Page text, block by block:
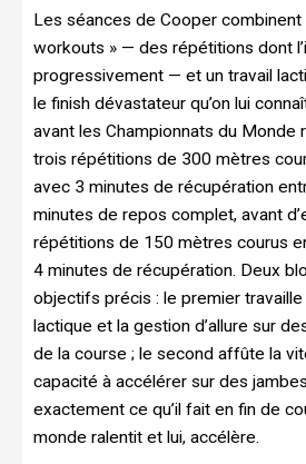
Les séances de Cooper
workouts » — des répétitions dont
progressivement — et un travail
le finish dévastateur qu’on lui
avant les Championnats du Monde
trois répétitions de 300 mètres
avec 3 minutes de récupération
minutes de repos complet, avant
répétitions de 150 mètres courus
4 minutes de récupération. Deux
objectifs précis : le premier
lactique et la gestion d’allure sur
de la course ; le second affûte la
capacité à accélérer sur des
exactement ce qu’il fait en fin de
monde ralentit et lui, accélère.